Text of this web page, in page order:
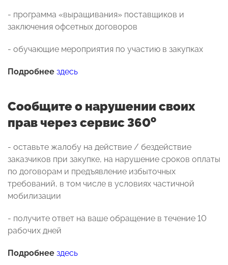
- программа «выращивания» поставщиков и
заключения офсетных договоров
- обучающие мероприятия по участию в закупках
Подробнее здесь
Сообщите о нарушении своих
прав через сервис 360о
- оставьте жалобу на действие / бездействие
заказчиков при закупке, на нарушение сроков оплаты
по договорам и предъявление избыточных
требований, в том числе в условиях частичной
мобилизации
- получите ответ на ваше обращение в течение 10
рабочих дней
Подробнее здесь